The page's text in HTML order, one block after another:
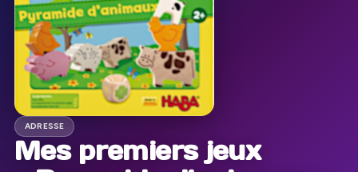
ADRESSE
Mes premiers jeux